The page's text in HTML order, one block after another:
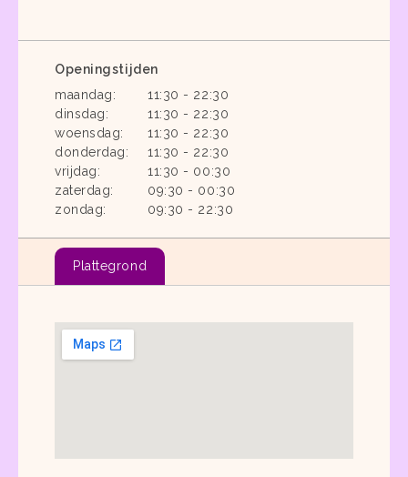
Openingstijden
maandag:
11:30 - 22:30
dinsdag:
11:30 - 22:30
woensdag:
11:30 - 22:30
donderdag:
11:30 - 22:30
vrijdag:
11:30 - 00:30
zaterdag:
09:30 - 00:30
zondag:
09:30 - 22:30
Plattegrond